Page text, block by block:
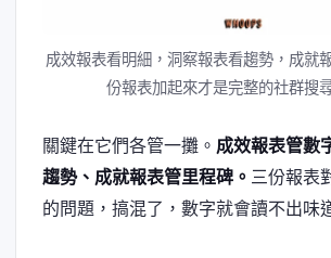
成效報表看明細，洞察報表看趨勢，成就
份報表加起來才是完整的社群搜
關鍵在它們各管一攤。 成效報表管數
趨勢、成就報表管里程碑。 三份報表
的問題，搞混了，數字就會讀不出味